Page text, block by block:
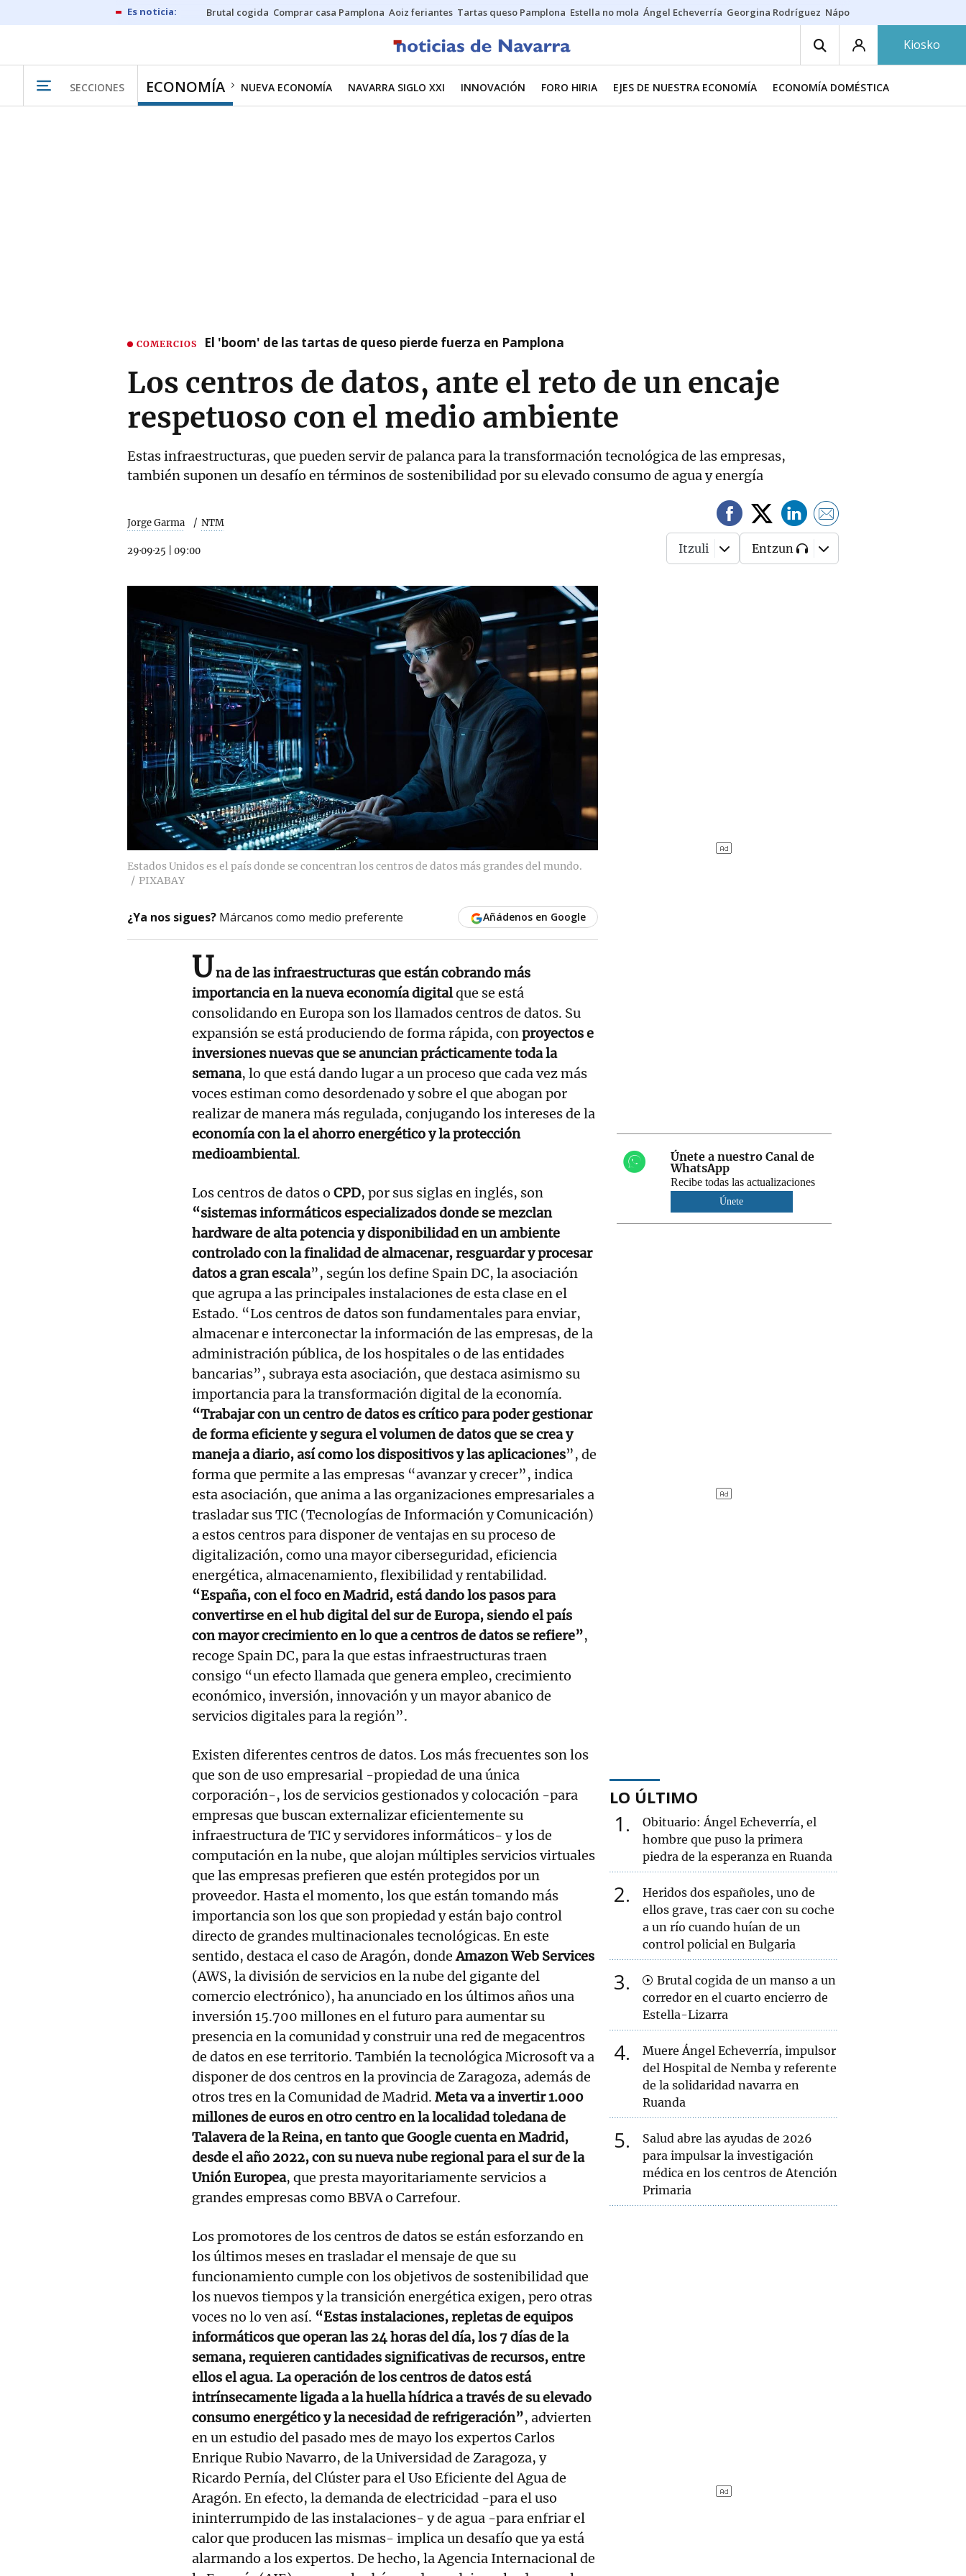
Brutal cogida Comprar casa Pamplona Aoiz feriantes Tartas queso Pamplona Estella no mola Ángel Echeverría Georgina Rodríguez Nápoles - Osasuna
Kiosko
SECCIONES ECONOMÍA NUEVA ECONOMÍA NAVARRA SIGLO XXI INNOVACIÓN FORO HIRIA EJES DE NUESTRA ECONOMÍA ECONOMÍA DOMÉSTICA
COMERCIOS El 'boom' de las tartas de queso pierde fuerza en Pamplona
Los centros de datos, ante el reto de un encaje
respetuoso con el medio ambiente
Estas infraestructuras, que pueden servir de palanca para la transformación tecnológica de las empresas,
también suponen un desafío en términos de sostenibilidad por su elevado consumo de agua y energía
Jorge Garma NTM
29·09·25 09:00 Itzuli Entzun
Estados Unidos es el país donde se concentran los centros de datos más grandes del mundo.
PIXABAY
¿Ya nos sigues? Márcanos como medio preferente Añádenos en Google
Una de las infraestructuras que están cobrando más
importancia en la nueva economía digitalque se está
consolidando en Europa son los llamados centros de datos. Su
expansión se está produciendo de forma rápida, conproyectos e
inversiones nuevas que se anuncian prácticamente toda la
semana, lo que está dando lugar a un proceso que cada vez más
voces estiman como desordenado y sobre el que abogan por
realizar de manera más regulada, conjugando los intereses de la
economía con la el ahorro energético y la protección
medioambiental.
Los centros de datos o CPD, por sus siglas en inglés, son
“sistemas informáticos especializados donde se mezclan
hardware de alta potencia y disponibilidad en un ambiente
controlado con la finalidad de almacenar, resguardar y procesar
datos a gran escala”, según los define Spain DC, la asociación
que agrupa a las principales instalaciones de esta clase en el
Estado. “Los centros de datos son fundamentales para enviar,
almacenar e interconectar la información de las empresas, de la
administración pública, de los hospitales o de las entidades
bancarias”, subraya esta asociación, que destaca asimismo su
importancia para la transformación digital de la economía.
“Trabajar con un centro de datos es crítico para poder gestionar
de forma eficiente y segura el volumen de datos que se crea y
maneja a diario, así como los dispositivos y las aplicaciones”, de
forma que permite a las empresas “avanzar y crecer”, indica
esta asociación, que anima a las organizaciones empresariales a
trasladar sus TIC (Tecnologías de Información y Comunicación)
a estos centros para disponer de ventajas en su proceso de
digitalización, como una mayor ciberseguridad, eficiencia
energética, almacenamiento, flexibilidad y rentabilidad.
“España, con el foco en Madrid, está dando los pasos para
convertirse en el hub digital del sur de Europa, siendo el país
con mayor crecimiento en lo que a centros de datos se refiere”,
recoge Spain DC, para la que estas infraestructuras traen
consigo “un efecto llamada que genera empleo, crecimiento
económico, inversión, innovación y un mayor abanico de
servicios digitales para la región”.
Existen diferentes centros de datos. Los más frecuentes son los
que son de uso empresarial -propiedad de una única
corporación-, los de servicios gestionados y colocación -para
empresas que buscan externalizar eficientemente su
infraestructura de TIC y servidores informáticos- y los de
computación en la nube, que alojan múltiples servicios virtuales
que las empresas prefieren que estén protegidos por un
proveedor. Hasta el momento, los que están tomando más
importancia son los que son propiedad y están bajo control
directo de grandes multinacionales tecnológicas. En este
sentido, destaca el caso de Aragón, dondeAmazon Web Services
(AWS, la división de servicios en la nube del gigante del
comercio electrónico), ha anunciado en los últimos años una
inversión 15.700 millones en el futuro para aumentar su
presencia en la comunidad y construir una red de megacentros
de datos en ese territorio. También la tecnológica Microsoft va a
disponer de dos centros en la provincia de Zaragoza, además de
otros tres en la Comunidad de Madrid. Meta va a invertir 1.000
millones de euros en otro centro en la localidad toledana de
Talavera de la Reina, en tanto que Google cuenta en Madrid,
desde el año 2022, con su nueva nube regional para el sur de la
Unión Europea, que presta mayoritariamente servicios a
grandes empresas como BBVA o Carrefour.
Los promotores de los centros de datos se están esforzando en
los últimos meses en trasladar el mensaje de que su
funcionamiento cumple con los objetivos de sostenibilidad que
los nuevos tiempos y la transición energética exigen, pero otras
voces no lo ven así. “Estas instalaciones, repletas de equipos
informáticos que operan las 24 horas del día, los 7 días de la
semana, requieren cantidades significativas de recursos, entre
ellos el agua. La operación de los centros de datos está
intrínsecamente ligada a la huella hídrica a través de su elevado
consumo energético y la necesidad de refrigeración”, advierten
en un estudio del pasado mes de mayo los expertos Carlos
Enrique Rubio Navarro, de la Universidad de Zaragoza, y
Ricardo Pernía, del Clúster para el Uso Eficiente del Agua de
Aragón. En efecto, la demanda de electricidad -para el uso
ininterrumpido de las instalaciones- y de agua -para enfriar el
calor que producen las mismas- implica un desafío que ya está
alarmando a los expertos. De hecho, la Agencia Internacional de
Únete a nuestro Canal de
WhatsApp
Recibe todas las actualizaciones
Únete
LO ÚLTIMO
1
Obituario: Ángel Echeverría, el
hombre que puso la primera
piedra de la esperanza en Ruanda
2
Heridos dos españoles, uno de
ellos grave, tras caer con su coche
a un río cuando huían de un
control policial en Bulgaria
3
Brutal cogida de un manso a un
corredor en el cuarto encierro de
Estella-Lizarra
4
Muere Ángel Echeverría, impulsor
del Hospital de Nemba y referente
de la solidaridad navarra en
Ruanda
5
Salud abre las ayudas de 2026
para impulsar la investigación
médica en los centros de Atención
Primaria